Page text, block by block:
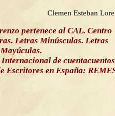
Clemen Esteban
pertenece al CAL. Centro
Letras Minúsculas. Letras
Mayúculas.
de
Escritores en España: